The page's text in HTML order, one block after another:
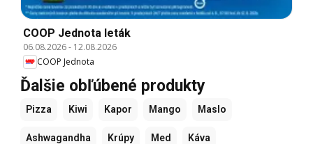
COOP Jednota leták
06.08.2026- 12.08.2026
COOP Jednota
Ďalšie obľúbené produkty
Pizza Kiwi Kapor Mango Maslo
Ashwagandha Krúpy Med Káva